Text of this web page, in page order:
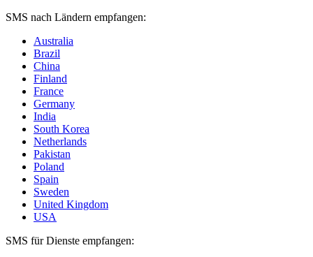
SMS nach Ländern empfangen:
Australia
Brazil
China
Finland
France
Germany
India
South Korea
Netherlands
Pakistan
Poland
Spain
Sweden
United Kingdom
USA
SMS für Dienste empfangen: